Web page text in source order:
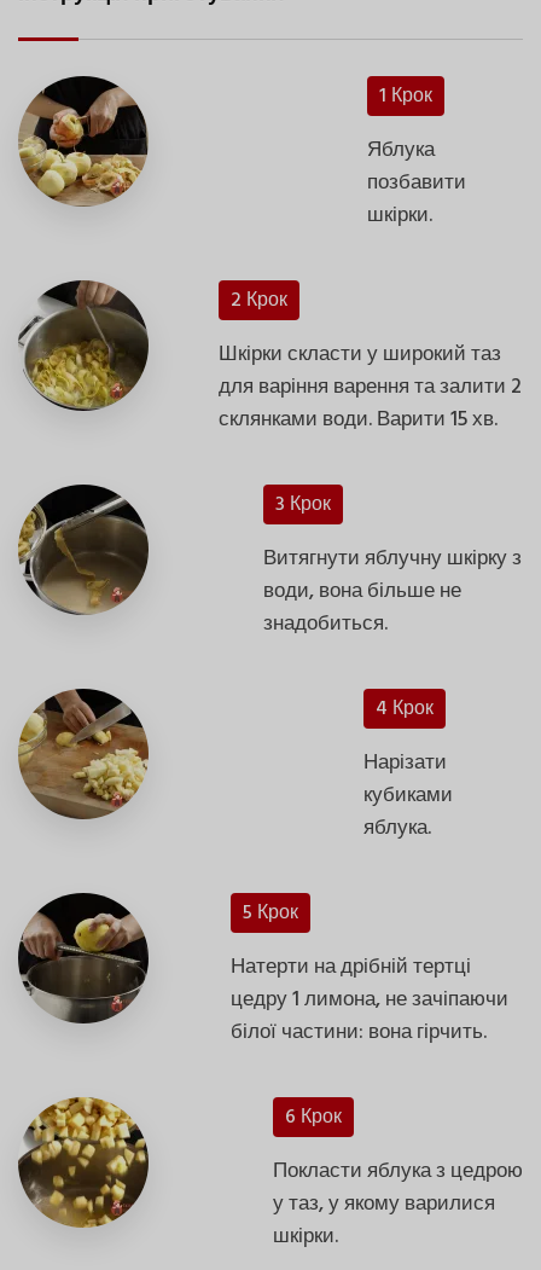
1 Крок
Яблука
позбавити
шкірки.
2 Крок
Шкірки скласти у широкий таз
для варіння варення та залити 2
склянками води. Варити 15 хв.
3 Крок
Витягнути яблучну шкірку з
води, вона більше не
знадобиться.
4 Крок
Нарізати
кубиками
яблука.
5 Крок
Натерти на дрібній тертці
цедру 1 лимона, не зачіпаючи
білої частини: вона гірчить.
6 Крок
Покласти яблука з цедрою
у таз, у якому варилися
шкірки.